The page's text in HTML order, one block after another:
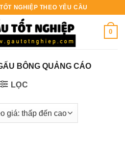
NGHIỆP THEO YÊU CẦU
0
BÔNG QUẢNG CÁO
LỌC